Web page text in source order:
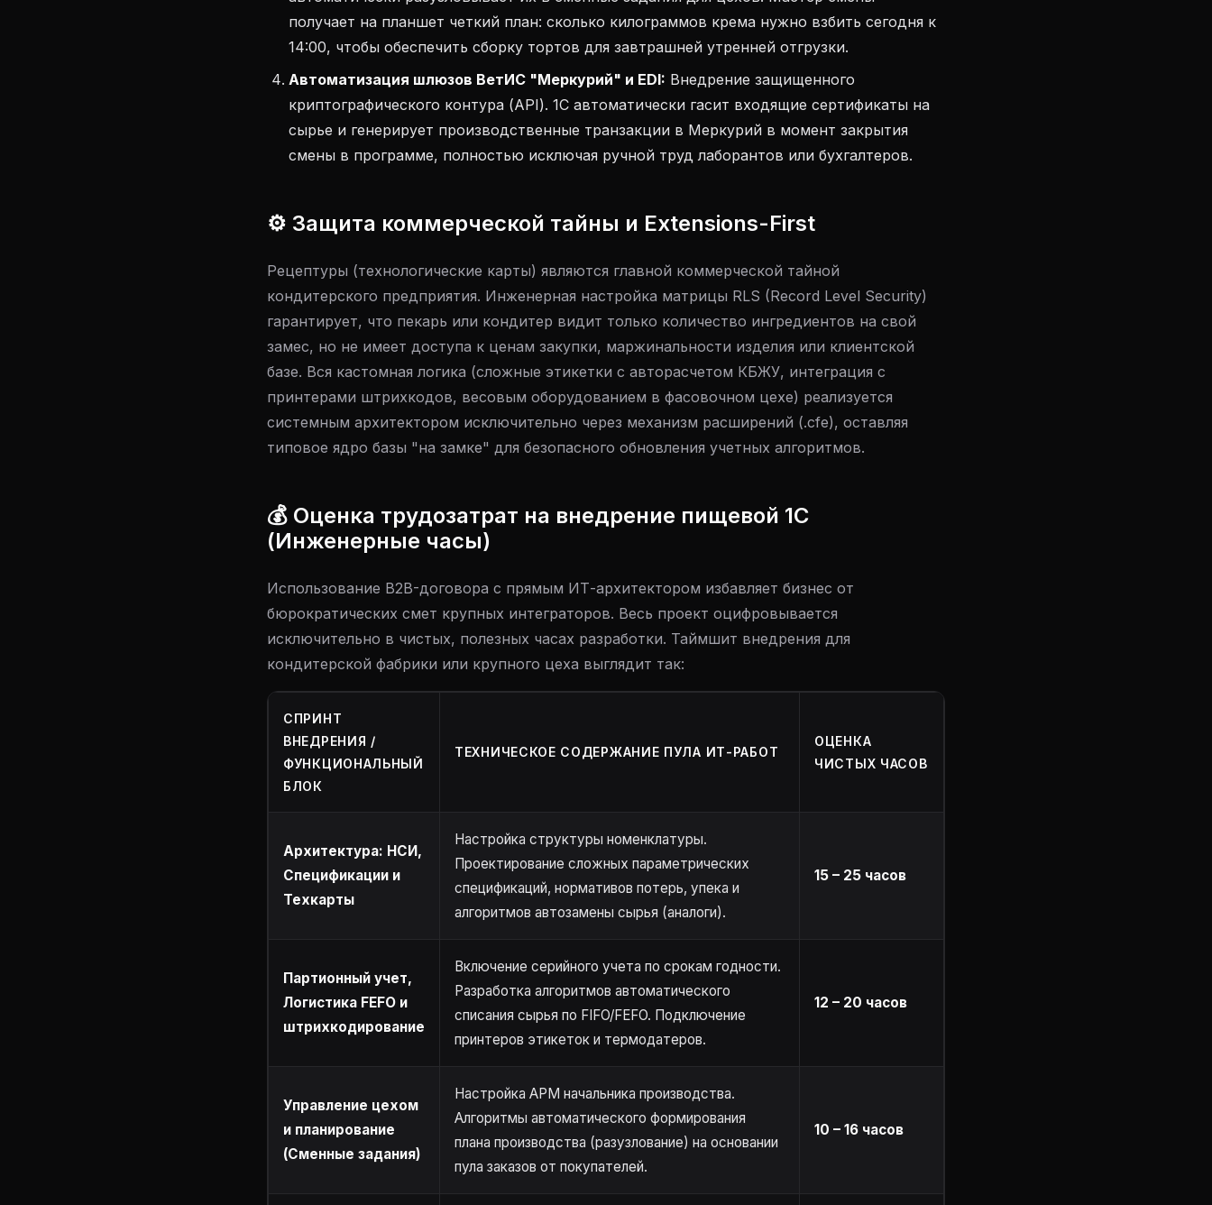
получает на планшет четкий план: сколько килограммов крема нужно взбить сегодня к
14:00, чтобы обеспечить сборку тортов для завтрашней утренней отгрузки.
Автоматизация шлюзов ВетИС "Меркурий" и EDI: Внедрение защищенного
криптографического контура (API). 1С автоматически гасит входящие сертификаты на
сырье и генерирует производственные транзакции в Меркурий в момент закрытия
смены в программе, полностью исключая ручной труд лаборантов или бухгалтеров.
⚙️ Защита коммерческой тайны и Extensions-First
Рецептуры (технологические карты) являются главной коммерческой тайной
кондитерского предприятия. Инженерная настройка матрицы RLS (Record Level Security)
гарантирует, что пекарь или кондитер видит только количество ингредиентов на свой
замес, но не имеет доступа к ценам закупки, маржинальности изделия или клиентской
базе. Вся кастомная логика (сложные этикетки с авторасчетом КБЖУ, интеграция с
принтерами штрихкодов, весовым оборудованием в фасовочном цехе) реализуется
системным архитектором исключительно через механизм расширений (.cfe), оставляя
типовое ядро базы "на замке" для безопасного обновления учетных алгоритмов.
💰 Оценка трудозатрат на внедрение пищевой 1С
(Инженерные часы)
Использование B2B-договора с прямым ИТ-архитектором избавляет бизнес от
бюрократических смет крупных интеграторов. Весь проект оцифровывается
исключительно в чистых, полезных часах разработки. Таймшит внедрения для
кондитерской фабрики или крупного цеха выглядит так:
СПРИНТ
ВНЕДРЕНИЯ /
ФУНКЦИОНАЛЬНЫЙ
БЛОК
ТЕХНИЧЕСКОЕ СОДЕРЖАНИЕ ПУЛА ИТ-РАБОТ
ОЦЕНКА
ЧИСТЫХ ЧАСОВ
Архитектура: НСИ,
Спецификации и
Техкарты
Настройка структуры номенклатуры.
Проектирование сложных параметрических
спецификаций, нормативов потерь, упека и
алгоритмов автозамены сырья (аналоги).
15 – 25 часов
Партионный учет,
Логистика FEFO и
штрихкодирование
Включение серийного учета по срокам годности.
Разработка алгоритмов автоматического
списания сырья по FIFO/FEFO. Подключение
принтеров этикеток и термодатеров.
12 – 20 часов
Управление цехом
и планирование
(Сменные задания)
Настройка АРМ начальника производства.
Алгоритмы автоматического формирования
плана производства (разузлование) на основании
пула заказов от покупателей.
10 – 16 часов